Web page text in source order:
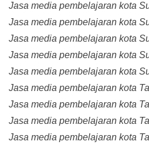
Jasa media pembelajaran kota
Jasa media pembelajaran kota
Jasa media pembelajaran kota
Jasa media pembelajaran kota
Jasa media pembelajaran kota
Jasa media pembelajaran kota
Jasa media pembelajaran kota
Jasa media pembelajaran kota
Jasa media pembelajaran kota